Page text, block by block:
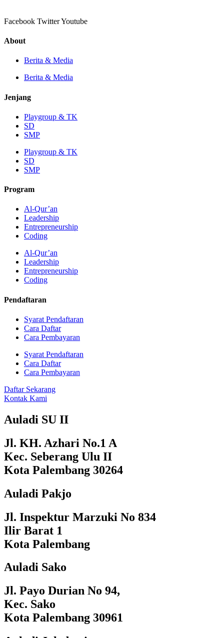
Facebook TwitterYoutube
About
Berita & Media
Berita & Media
Jenjang
Playgroup & TK
SD
SMP
Playgroup & TK
SD
SMP
Program
Al-Qur’an
Leadership
Entrepreneurship
Coding
Al-Qur’an
Leadership
Entrepreneurship
Coding
Pendaftaran
Syarat Pendaftaran
Cara Daftar
Cara Pembayaran
Syarat Pendaftaran
Cara Daftar
Cara Pembayaran
Daftar Sekarang
Kontak Kami
Auladi SU II
Jl. KH. Azhari No.1 A
Kec. Seberang Ulu II
Kota Palembang 30264
Auladi Pakjo
Jl. Inspektur Marzuki No 834
Ilir Barat 1
Kota Palembang
Auladi Sako
Jl. Payo Durian No 94,
Kec. Sako
Kota Palembang 30961